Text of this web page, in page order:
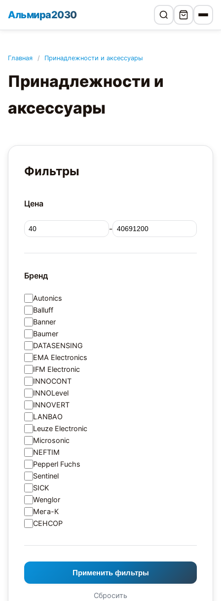
Альмира2030
Главная / Принадлежности и аксессуары
Принадлежности и
аксессуары
Фильтры
Цена
-
Бренд
Autonics
Balluff
Banner
Baumer
DATASENSING
EMA Electronics
IFM Electronic
INNOCONT
INNOLevel
INNOVERT
LANBAO
Leuze Electronic
Microsonic
NEFTIM
Pepperl Fuchs
Sentinel
SICK
Wenglor
Мега-К
СЕНСОР
Применить фильтры
Сбросить